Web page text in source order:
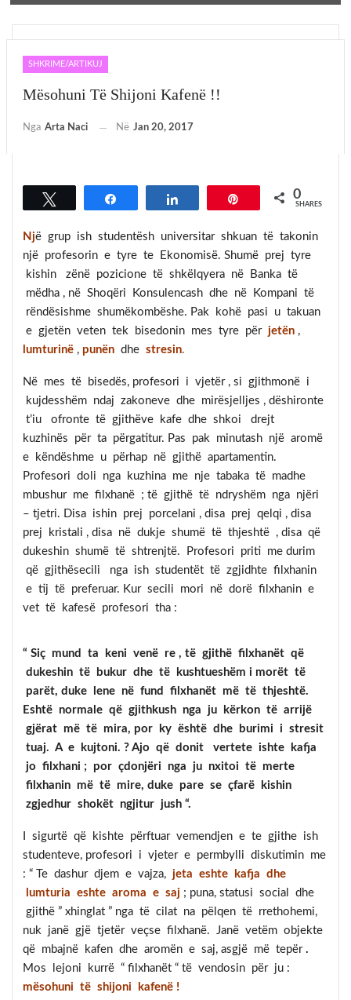
SHKRIME/ARTIKUJ
Mësohuni Të Shijoni Kafenë !!
Nga Arta Naci Në Jan 20, 2017
0
SHARES
Një grup ish studentësh universitar shkuan të takonin
një profesorin e tyre te Ekonomisë. Shumë prej tyre
kishin zënë pozicione të shkëlqyera në Banka të
mëdha , në Shoqëri Konsulencash dhe në Kompani të
rëndësishme shumëkombëshe. Pak kohë pasi u takuan
e gjetën veten tek bisedonin mes tyre për jetën ,
lumturinë , punën dhe stresin.
Në mes të bisedës, profesori i vjetër , si gjithmonë i
kujdesshëm ndaj zakoneve dhe mirësjelljes , dëshironte
t’iu ofronte të gjithëve kafe dhe shkoi drejt
kuzhinës për ta përgatitur. Pas pak minutash një aromë
e këndëshme u përhap në gjithë apartamentin.
Profesori doli nga kuzhina me nje tabaka të madhe
mbushur me filxhanë ; të gjithë të ndryshëm nga njëri
– tjetri. Disa ishin prej porcelani , disa prej qelqi , disa
prej kristali , disa në dukje shumë të thjeshtë , disa që
dukeshin shumë të shtrenjtë. Profesori priti me durim
që gjithësecili nga ish studentët të zgjidhte filxhanin
e tij të preferuar. Kur secili mori në dorë filxhanin e
vet të kafesë profesori tha :
“ Siç mund ta keni venë re , të gjithë filxhanët që
dukeshin të bukur dhe të kushtueshëm i morët të
parët, duke lene në fund filxhanët më të thjeshtë.
Eshtë normale që gjithkush nga ju kërkon të arrijë
gjërat më të mira, por ky është dhe burimi i stresit
tuaj. A e kujtoni. ? Ajo që donit vertete ishte kafja
jo filxhani ; por çdonjëri nga ju nxitoi të merte
filxhanin më të mire, duke pare se çfarë kishin
zgjedhur shokët ngjitur jush “.
I sigurtë që kishte përftuar vemendjen e te gjithe ish
studenteve, profesori i vjeter e permbylli diskutimin me
: “ Te dashur djem e vajza, jeta eshte kafja dhe
lumturia eshte aroma e saj ; puna, statusi social dhe
gjithë ” xhinglat ” nga të cilat na pëlqen të rrethohemi,
nuk janë gjë tjetër veçse filxhanë. Janë vetëm objekte
që mbajnë kafen dhe aromën e saj, asgjë më tepër .
Mos lejoni kurrë “ filxhanët “ të vendosin për ju :
mësohuni të shijoni kafenë !